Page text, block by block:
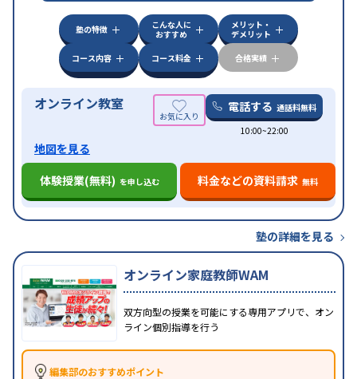
特徴
中高一貫校生に対応授業の振替可能 不登校生に対
オンライン対応 1科目から受講可能季節講習の
みの受講可
自習室あり
塾の特徴
こんな人に
おすすめ
メリット・
デメリット
コース内容
コース料金 合格実績
オンライン教室 電話する 通話料無料
10:00~22:00
地図を見る
体験授業(無料) を申し込む 料金などの資料請求 無料
塾の詳細を見る
オンライン家庭教師WAM
双方向型の授業を可能にする専用アプリで、オン
ライン個別指導を行う
編集部のおすすめポイント